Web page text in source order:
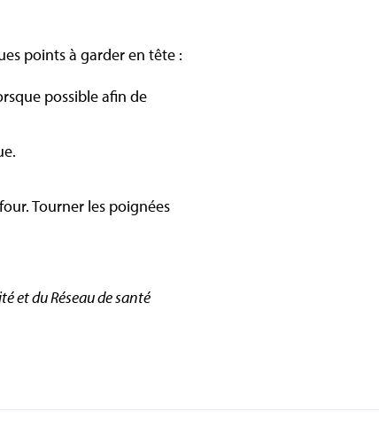
points à garder en tête :
possible afin de
Tourner les poignées
et du Réseau de santé